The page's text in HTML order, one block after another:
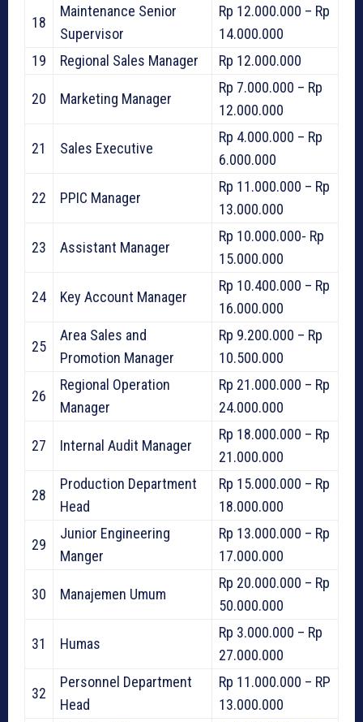
18
Maintenance Senior
Supervisor
Rp 12.000.000 – Rp
14.000.000
19
Regional Sales Manager Rp 12.000.000
20 Marketing Manager
Rp 7.000.000 – Rp
12.000.000
21 Sales Executive
Rp 4.000.000 – Rp
6.000.000
22 PPIC Manager
Rp 11.000.000 – Rp
13.000.000
23 Assistant Manager
Rp 10.000.000- Rp
15.000.000
24 Key Account Manager
Rp 10.400.000 – Rp
16.000.000
25
Area Sales and
Promotion Manager
Rp 9.200.000 – Rp
10.500.000
26
Regional Operation
Manager
Rp 21.000.000 – Rp
24.000.000
27 Internal Audit Manager
Rp 18.000.000 – Rp
21.000.000
28
Production Department
Head
Rp 15.000.000 – Rp
18.000.000
29
Junior Engineering
Manger
Rp 13.000.000 – Rp
17.000.000
30 Manajemen Umum
Rp 20.000.000 – Rp
50.000.000
31 Humas
Rp 3.000.000 – Rp
27.000.000
32
Personnel Department
Head
Rp 11.000.000 – RP
13.000.000